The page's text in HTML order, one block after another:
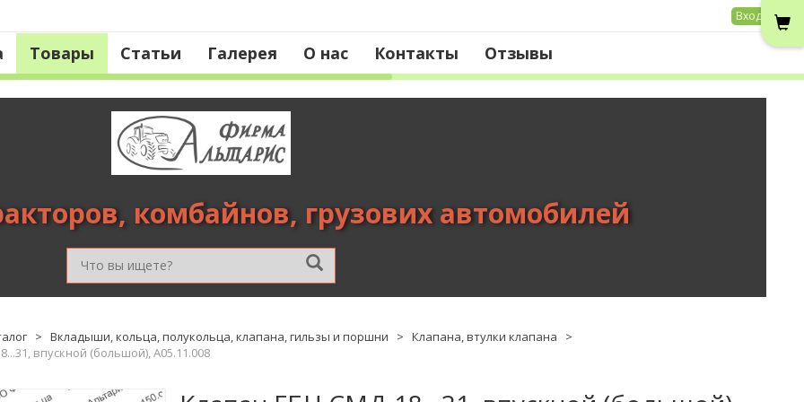
Вход
Товары Статьи Галерея О нас Контакты Отзывы
комбайнов, грузових автомобилей
> Вкладыши, кольца, полукольца, клапана, гильзы и поршни > Клапана, втулки клапана
>
впускной (большой), А05.11.008